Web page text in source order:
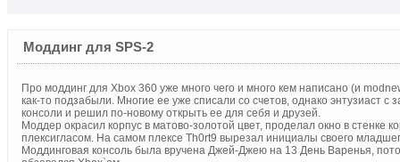
Моддинг для SPS-2
Про моддинг для Xbox 360 уже много чего и много кем написано (и
как-то подзабыли. Многие ее уже списали со счетов, однако энтузиаст
консоли и решил по-новому открыть ее для себя и друзей.
Моддер окрасил корпус в матово-золотой цвет, проделал окно в стенке
плексигласом. На самом плексе Тh0rt9 вырезал инициалы своего
Моддинговая консоль была вручена Джей-Джею на 13 День Варенья,